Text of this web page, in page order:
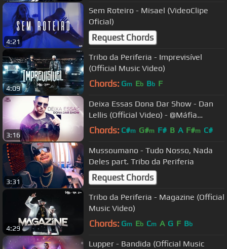
4:21
Sem Roteiro - Misael (VideoClipe
Oficial)
Request Chords
4:09
Tribo da Periferia - Imprevisível
(Official Music Video)
Chords: Gm Eb Bb F
3:16
Deixa Essas Dona Dar Show - Dan
Lellis (Official Video) - @Máfia
Records
Chords: C#m G#m F# B A F#m C#
3:31
Mussoumano - Tudo Nosso, Nada
Deles part. Tribo da Periferia
Request Chords
4:29
Tribo da Periferia - Magazine (Official
Music Video)
Chords: Gm Eb Cm A G F Bb
Lupper - Bandida (Official Music